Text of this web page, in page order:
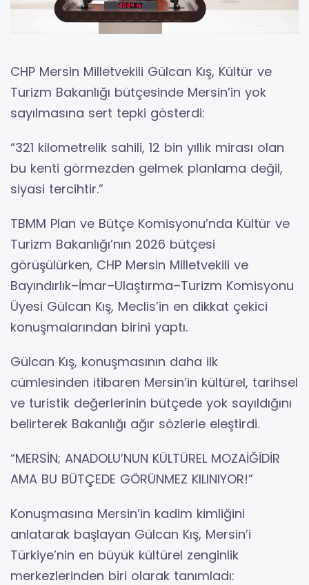
CHP Mersin Milletvekili Gülcan Kış, Kültür ve
Turizm Bakanlığı bütçesinde Mersin’in yok
sayılmasına sert tepki gösterdi:
“321 kilometrelik sahili, 12 bin yıllık mirası olan
bu kenti görmezden gelmek planlama değil,
siyasi tercihtir.”
TBMM Plan ve Bütçe Komisyonu’nda Kültür ve
Turizm Bakanlığı’nın 2026 bütçesi
görüşülürken, CHP Mersin Milletvekili ve
Bayındırlık–İmar–Ulaştırma–Turizm Komisyonu
Üyesi Gülcan Kış, Meclis’in en dikkat çekici
konuşmalarından birini yaptı.
Gülcan Kış, konuşmasının daha ilk
cümlesinden itibaren Mersin’in kültürel, tarihsel
ve turistik değerlerinin bütçede yok sayıldığını
belirterek Bakanlığı ağır sözlerle eleştirdi.
“MERSİN; ANADOLU’NUN KÜLTÜREL MOZAİĞİDİR
AMA BU BÜTÇEDE GÖRÜNMEZ KILINIYOR!”
Konuşmasına Mersin’in kadim kimliğini
anlatarak başlayan Gülcan Kış, Mersin’i
Türkiye’nin en büyük kültürel zenginlik
merkezlerinden biri olarak tanımladı: